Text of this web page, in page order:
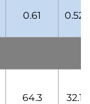
0.61 0.52
64.3 32.1